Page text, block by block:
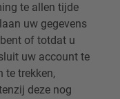
te allen tijde
uw gegevens
of totdat u
uw account te
te trekken,
deze nog